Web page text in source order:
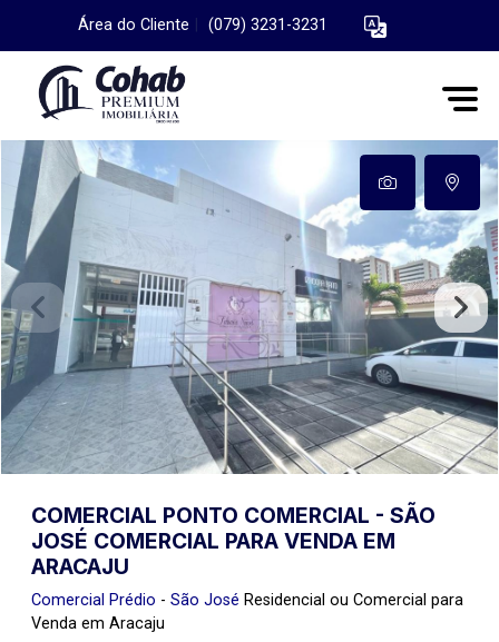
Área do Cliente (079) 3231-3231
COMERCIAL PONTO COMERCIAL - SÃO
JOSÉ COMERCIAL PARA VENDA EM
ARACAJU
Comercial Prédio - São José Residencial ou Comercial para
Venda em Aracaju